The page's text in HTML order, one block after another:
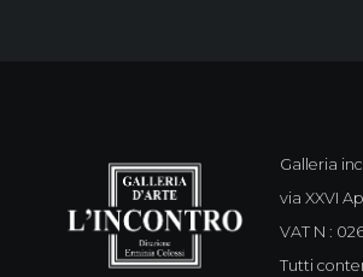
Galleria
via XXVI
VAT N :
Tutti